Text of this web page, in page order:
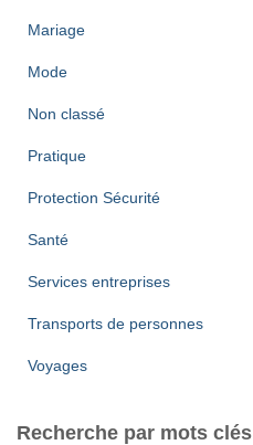
Mariage
Mode
Non classé
Pratique
Protection Sécurité
Santé
Services entreprises
Transports de personnes
Voyages
Recherche par mots clés